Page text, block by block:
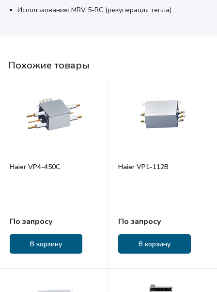
Использование: MRV 5-RC (рекуперация тепла)
Похожие товары
Haier VP4-450C
По запросу
В корзину
Haier VP1-112B
По запросу
В корзину